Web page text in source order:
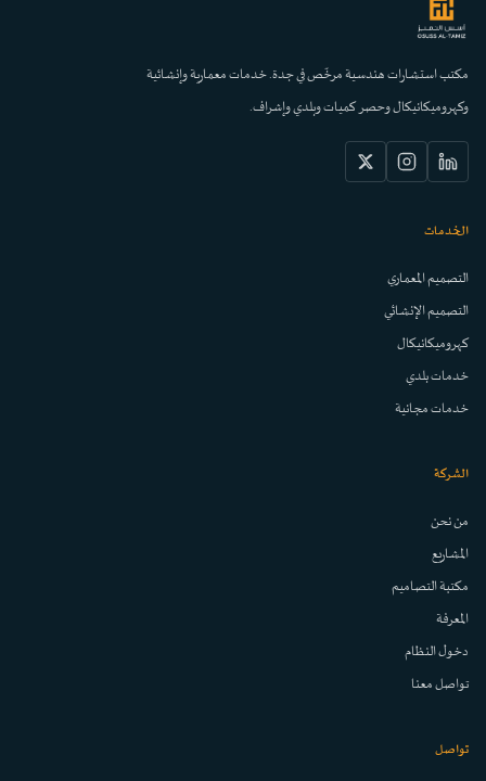
مكتب استشارات هندسية مرخّص في جدة. خدمات معمارية وإنشائية
وكهروميكانيكال وحصر كميات وبلدي وإشراف.
الخدمات
التصميم المعماري
التصميم الإنشائي
كهروميكانيكال
خدمات بلدي
خدمات مجانية
الشركة
من نحن
المشاريع
مكتبة التصاميم
المعرفة
دخول النظام
تواصل معنا
تواصل